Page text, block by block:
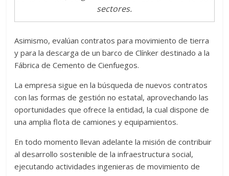
sectores.
Asimismo, evalúan contratos para movimiento de tierra
y para la descarga de un barco de Clínker destinado a la
Fábrica de Cemento de Cienfuegos.
La empresa sigue en la búsqueda de nuevos contratos
con las formas de gestión no estatal, aprovechando las
oportunidades que ofrece la entidad, la cual dispone de
una amplia flota de camiones y equipamientos.
En todo momento llevan adelante la misión de contribuir
al desarrollo sostenible de la infraestructura social,
ejecutando actividades ingenieras de movimiento de